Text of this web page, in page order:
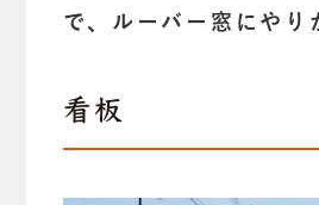
で、ルーバー窓にやり
看板